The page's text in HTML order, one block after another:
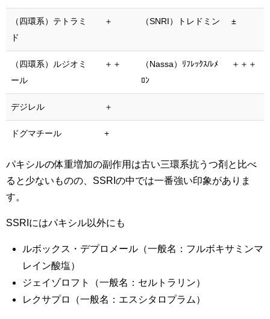
（四環系）テトラミ
ド
＋ （SNRI）トレドミン ±
（四環系）ルジオミ
ール
＋＋
（Nassa）ﾘﾌﾚｯｸｽ/ﾚﾒ
ﾛﾝ
＋＋＋
デジレル ＋
ドグマチール +
パキシルの体重増加の副作用は古い三環系抗うつ剤と比べ
ると少ないものの、SSRIの中では一番強い印象がありま
す。
SSRIにはパキシル以外にも
ルボックス・デプロメール（一般名：フルボキサミンマ
レイン酸塩）
ジェイゾロフト（一般名：セルトラリン）
レクサプロ（一般名：エスシタロプラム）